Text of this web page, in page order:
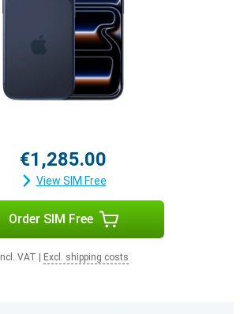
€1,285.00
View SIM Free
Order SIM Free
Incl. VAT Excl. shipping costs